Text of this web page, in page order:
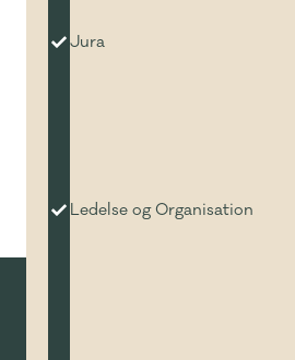
Jura
Ledelse og Organisation